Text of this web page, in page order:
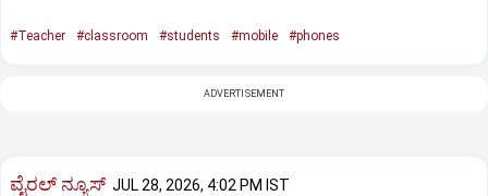
#Teacher #classroom #students #mobile #phones
ADVERTISEMENT
ವೈರಲ್ ನ್ಯೂಸ್ JUL 28, 2026, 4:02 PM IST